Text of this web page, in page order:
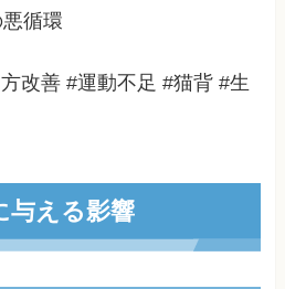
循環
改善 #運動不足 #猫背 #生
与える影響